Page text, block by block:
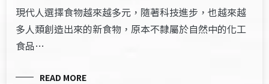
現代人選擇食物越來越多元，隨著科技進步，也越來越
多人類創造出來的新食物，原本不隸屬於自然中的化工
食品…
READ MORE